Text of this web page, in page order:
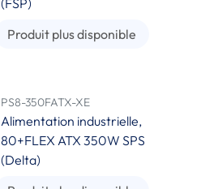
(FSP)
Produit plus disponible
PS8-350FATX-XE
Alimentation industrielle,
80+FLEX ATX 350W SPS
(Delta)